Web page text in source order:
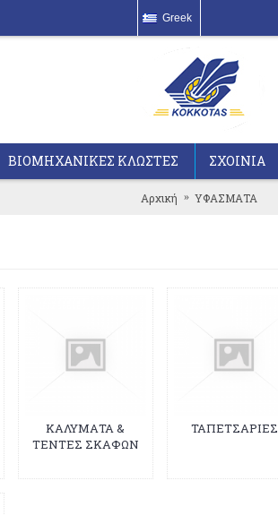
Greek
ΒΙΟΜΗΧΑΝΙΚΕΣ ΚΛΩΣΤΕΣ ΣΧΟΙΝΙΑ
Αρχική ΥΦΑΣΜΑΤΑ
ΚΑΛΥΜΑΤΑ &
ΤΕΝΤΕΣ ΣΚΑΦΩΝ
ΤΑΠΕΤΣΑΡΙΕΣ